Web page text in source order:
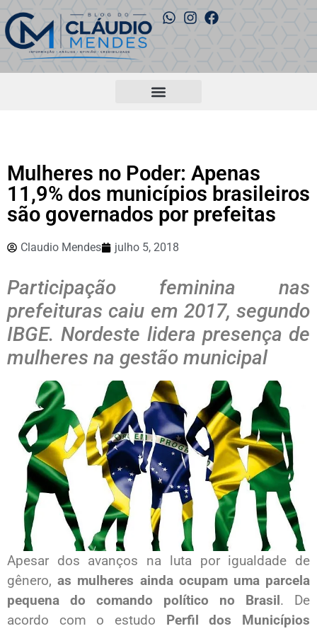
Mulheres no Poder: Apenas
11,9% dos municípios brasileiros
são governados por prefeitas
Claudio Mendes julho 5, 2018
Participação feminina nas
prefeituras caiu em 2017, segundo
IBGE. Nordeste lidera presença de
mulheres na gestão municipal
Apesar dos avanços na luta por igualdade de
gênero,as mulheres ainda ocupam uma parcela
pequena do comando político no Brasil. De
acordo com o estudo Perfil dos Municípios